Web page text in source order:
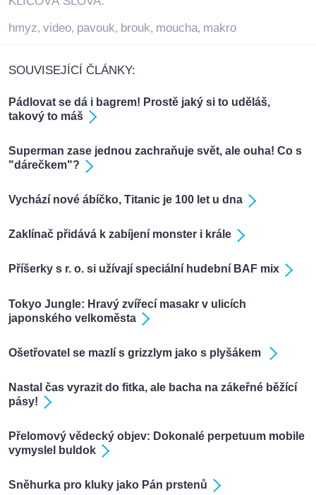
hmyz, video, pavouk, brouk, moucha, makro
SOUVISEJÍCÍ ČLÁNKY:
Pádlovat se dá i bagrem! Prostě jaký si to uděláš,
takový to máš
Superman zase jednou zachraňuje svět, ale ouha! Co s
"dárečkem"?
Vychází nové ábíčko, Titanic je 100 let u dna
Zaklínač přidává k zabíjení monster i krále
Příšerky s r. o. si užívají speciální hudební BAF mix
Tokyo Jungle: Hravý zvířecí masakr v ulicích
japonského velkoměsta
Ošetřovatel se mazlí s grizzlym jako s plyšákem
Nastal čas vyrazit do fitka, ale bacha na zákeřné běžící
pásy!
Přelomový vědecký objev: Dokonalé perpetuum mobile
vymyslel buldok
Sněhurka pro kluky jako Pán prstenů